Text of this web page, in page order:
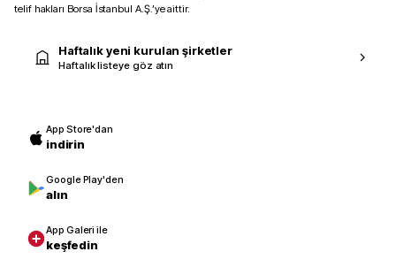
telif hakları Borsa İstanbul A.Ş.’ye aittir.
Haftalık yeni kurulan şirketler
Haftalık listeye göz atın
App Store'dan
indirin
Google Play'den
alın
App Galeri ile
keşfedin